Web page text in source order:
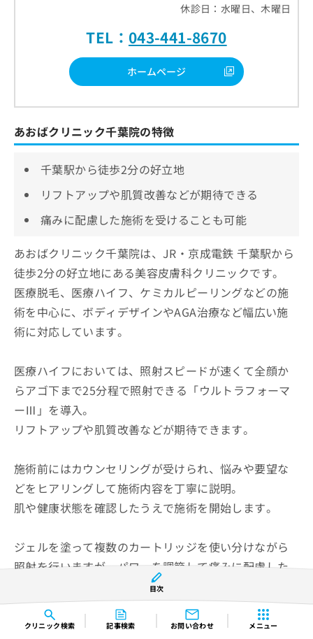
クリニック検索 記事検索 お問い合わせ メニュー
休診日：水曜日、木曜日
TEL： 043-441-8670
ホームページ
あおばクリニック千葉院の特徴
千葉駅から徒歩2分の好立地
リフトアップや肌質改善などが期待できる
痛みに配慮した施術を受けることも可能
あおばクリニック千葉院は、JR・京成電鉄 千葉駅から
徒歩2分の好立地にある美容皮膚科クリニックです。
医療脱毛、医療ハイフ、ケミカルピーリングなどの施
術を中心に、ボディデザインやAGA治療など幅広い施
術に対応しています。
医療ハイフにおいては、照射スピードが速くて全顔か
らアゴ下まで25分程で照射できる「ウルトラフォーマ
ーⅢ」を導入。
リフトアップや肌質改善などが期待できます。
施術前にはカウンセリングが受けられ、悩みや要望な
どをヒアリングして施術内容を丁寧に説明。
肌や健康状態を確認したうえで施術を開始します。
ジェルを塗って複数のカートリッジを使い分けながら
照射を行いますが、パワーを調節して痛みに配慮した
施術を受けることも可能です。
あおばクリニック千葉院の紹介ページはこちら
目次